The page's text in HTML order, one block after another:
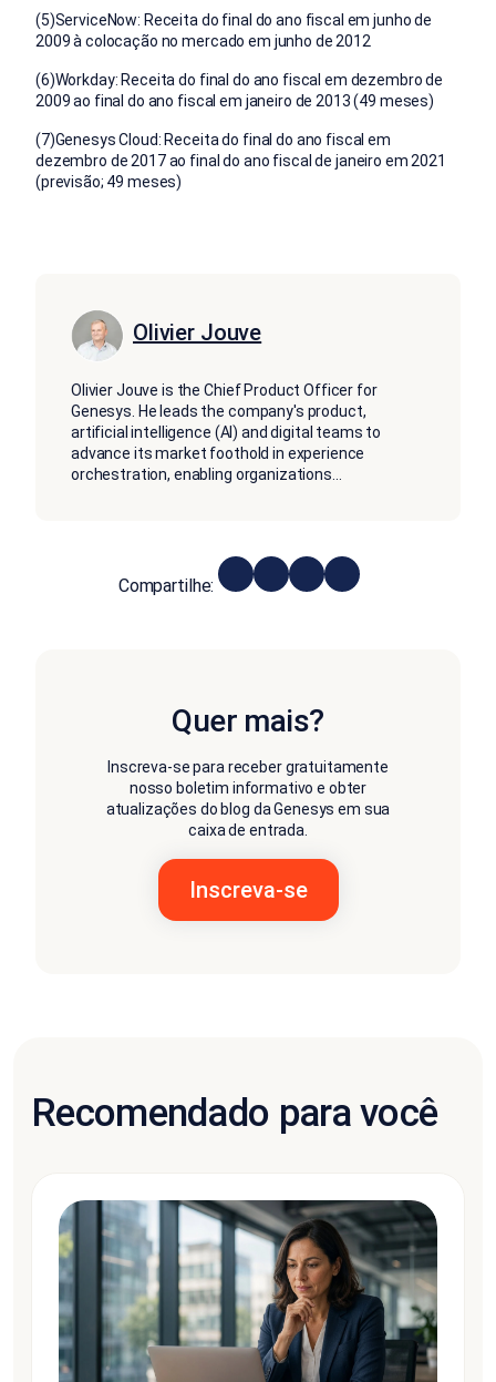
(5)ServiceNow: Receita do final do ano fiscal em junho de
2009 à colocação no mercado em junho de 2012
(6)Workday: Receita do final do ano fiscal em dezembro de
2009 ao final do ano fiscal em janeiro de 2013 (49 meses)
(7)Genesys Cloud: Receita do final do ano fiscal em
dezembro de 2017 ao final do ano fiscal de janeiro em 2021
(previsão; 49 meses)
Olivier Jouve
Olivier Jouve is the Chief Product Officer for
Genesys. He leads the company's product,
artificial intelligence (AI) and digital teams to
advance its market foothold in experience
orchestration, enabling organizations
Compartilhe:
Quer mais?
Inscreva-se para receber gratuitamente
nosso boletim informativo e obter
atualizações do blog da Genesys em sua
caixa de entrada.
Recomendado para você